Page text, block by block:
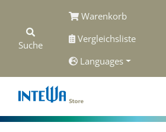
Suche
Warenkorb
Vergleichsliste
Languages